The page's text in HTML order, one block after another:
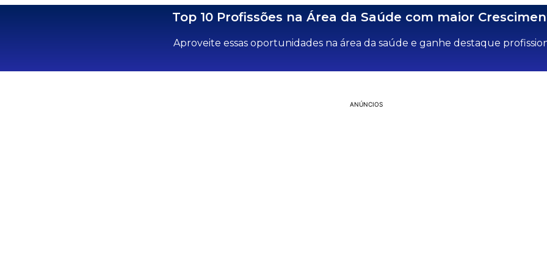
Top 10 Profissões na Área da Saúde com maior
Aproveite essas oportunidades na área da saúde e ganhe destaque
ANÚNCIOS